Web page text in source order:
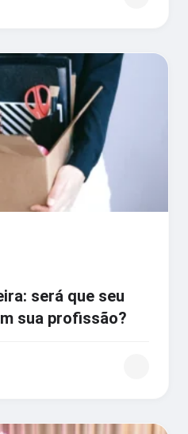
será que seu
sua profissão?